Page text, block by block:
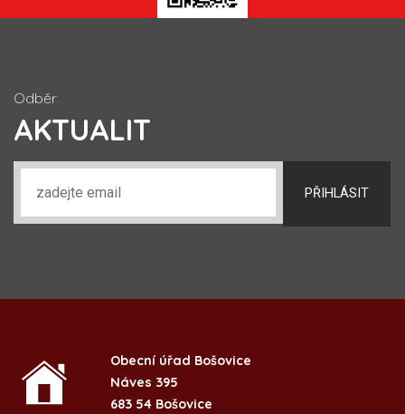
Odběr
AKTUALIT
PŘIHLÁSIT
Obecní úřad Bošovice
Náves 395
683 54 Bošovice